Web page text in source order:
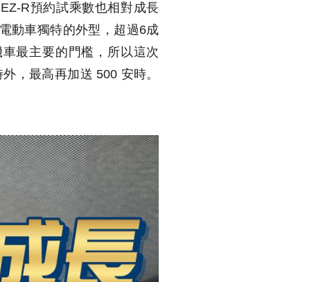
EZ-R預約試乘數也相對成長
動車獨特的外型，超過6成
最主要的門檻 ，所以這次
外，最高再加送 500 安時。